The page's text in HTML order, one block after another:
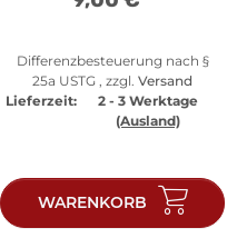
Differenzbesteuerung nach §
25a USTG , zzgl. Versand
Lieferzeit:
2 - 3 Werktage
(Ausland)
WARENKORB